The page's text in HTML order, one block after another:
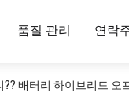
품질 관리 연락
배터리 하이브리드 오